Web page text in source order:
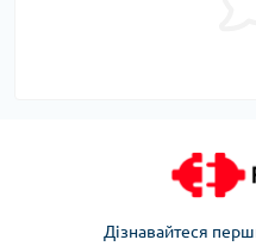
Дізнавайтеся